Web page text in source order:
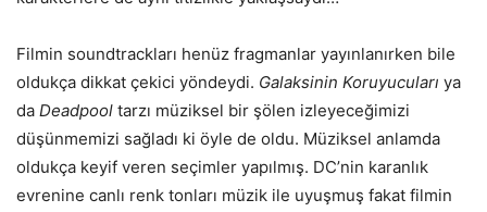
Filmin soundtrackları henüz fragmanlar yayınlanırken bile
oldukça dikkat çekici yöndeydi. Galaksinin Koruyucuları ya
da Deadpool tarzı müziksel bir şölen izleyeceğimizi
düşünmemizi sağladı ki öyle de oldu. Müziksel anlamda
oldukça keyif veren seçimler yapılmış. DC’nin karanlık
evrenine canlı renk tonları müzik ile uyuşmuş fakat filmin